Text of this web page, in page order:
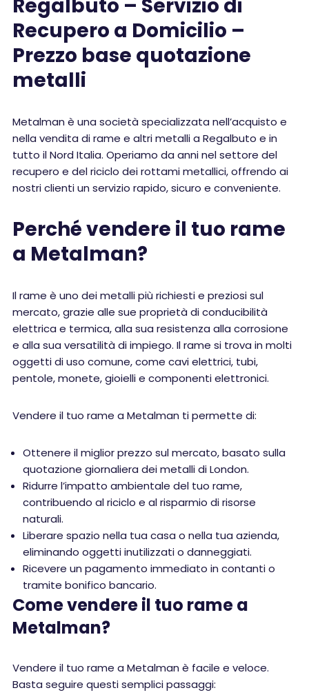
Regalbuto – Servizio di
Recupero a Domicilio –
Prezzo base quotazione
metalli
Metalman è una società specializzata nell’acquisto e
nella vendita di rame e altri metalli a Regalbuto e in
tutto il Nord Italia. Operiamo da anni nel settore del
recupero e del riciclo dei rottami metallici, offrendo ai
nostri clienti un servizio rapido, sicuro e conveniente.
Perché vendere il tuo rame
a Metalman?
Il rame è uno dei metalli più richiesti e preziosi sul
mercato, grazie alle sue proprietà di conducibilità
elettrica e termica, alla sua resistenza alla corrosione
e alla sua versatilità di impiego. Il rame si trova in molti
oggetti di uso comune, come cavi elettrici, tubi,
pentole, monete, gioielli e componenti elettronici.
Vendere il tuo rame a Metalman ti permette di:
Ottenere il miglior prezzo sul mercato, basato sulla
quotazione giornaliera dei metalli di London.
Ridurre l’impatto ambientale del tuo rame,
contribuendo al riciclo e al risparmio di risorse
naturali.
Liberare spazio nella tua casa o nella tua azienda,
eliminando oggetti inutilizzati o danneggiati.
Ricevere un pagamento immediato in contanti o
tramite bonifico bancario.
Come vendere il tuo rame a
Metalman?
Vendere il tuo rame a Metalman è facile e veloce.
Basta seguire questi semplici passaggi: